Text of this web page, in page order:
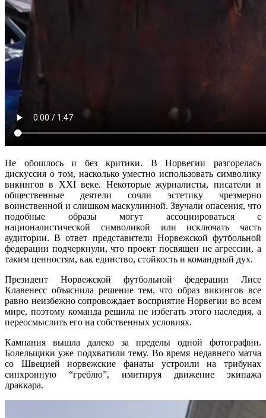
Не обошлось и без критики. В Норвегии разгорелась
дискуссия о том, насколько уместно использовать символику
викингов в XXI веке. Некоторые журналисты, писатели и
общественные деятели сочли эстетику чрезмерно
воинственной и слишком маскулинной. Звучали опасения, что
подобные образы могут ассоциироваться с
националистической символикой или исключать часть
аудитории. В ответ представители Норвежской футбольной
федерации подчеркнули, что проект посвящен не агрессии, а
таким ценностям, как единство, стойкость и командный дух.
Президент Норвежской футбольной федерации Лисе
Клавенесс объяснила решение тем, что образ викингов все
равно неизбежно сопровождает восприятие Норвегии во всем
мире, поэтому команда решила не избегать этого наследия, а
переосмыслить его на собственных условиях.
Кампания вышла далеко за пределы одной фотографии.
Болельщики уже подхватили тему. Во время недавнего матча
со Швецией норвежские фанаты устроили на трибунах
синхронную “греблю”, имитируя движение экипажа
драккара.